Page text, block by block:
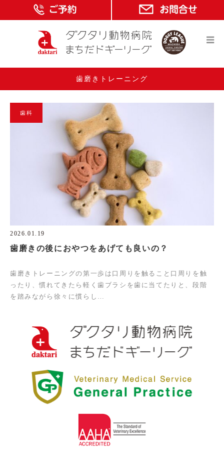
歯磨きトレーニング
歯科
2026.01.19
歯磨きの後におやつをあげても良いの？
歯磨きトレーニングの第一歩は口周りを触ること口周りを触
ったり、慣れてきたら軽く歯ブラシを歯に当てたりと、段階
を踏みながら徐々に慣らし…